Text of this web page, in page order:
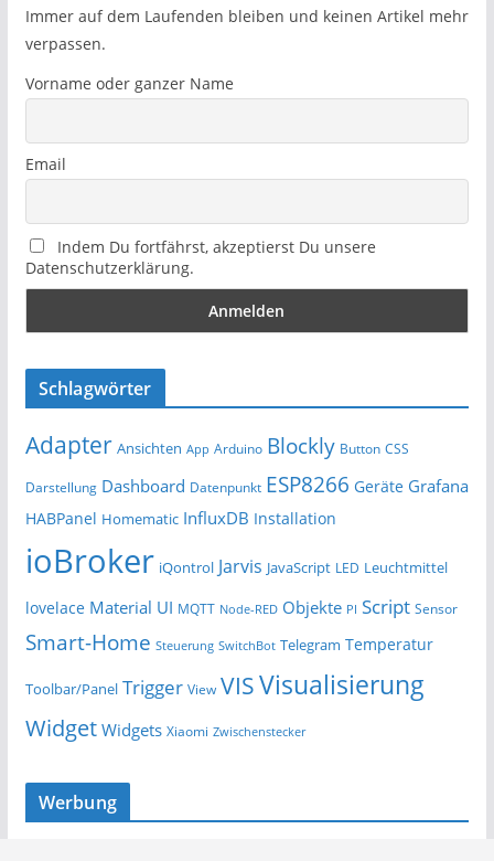
Immer auf dem Laufenden bleiben und keinen Artikel mehr
verpassen.
Vorname oder ganzer Name
Email
Indem Du fortfährst, akzeptierst Du unsere
Datenschutzerklärung.
Schlagwörter
Adapter Ansichten App Arduino Blockly Button CSS
Darstellung Dashboard Datenpunkt ESP8266 Geräte Grafana
HABPanel Homematic InfluxDB Installation
ioBroker iQontrol Jarvis JavaScript LED Leuchtmittel
lovelace Material UI MQTT Node-RED Objekte PI Script Sensor
Smart-Home Steuerung SwitchBot Telegram Temperatur
Toolbar/Panel Trigger View VISVisualisierung
Widget Widgets Xiaomi Zwischenstecker
Werbung